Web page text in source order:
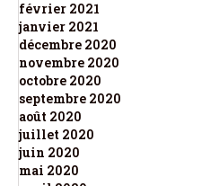
février 2021
janvier 2021
décembre 2020
novembre 2020
octobre 2020
septembre 2020
août 2020
juillet 2020
juin 2020
mai 2020